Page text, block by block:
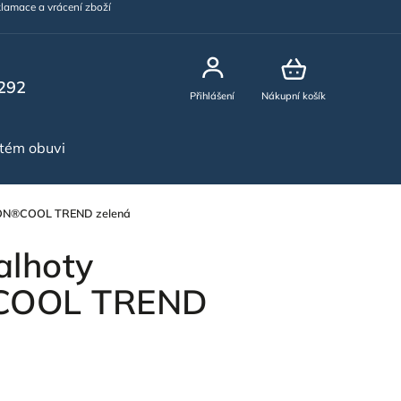
a vrácení zboží
Nákupní košík
Přihlášení
obuvi
TREND zelená
TREND